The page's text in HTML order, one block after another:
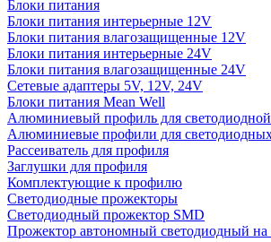
Блоки питания
Блоки питания интерьерные 12V
Блоки питания влагозащищенные 12V
Блоки питания интерьерные 24V
Блоки питания влагозащищенные 24V
Сетевые адаптеры 5V, 12V, 24V
Блоки питания Mean Well
Алюминиевый профиль для
Алюминиевые профили для
Рассеиватель для профиля
Заглушки для профиля
Комплектующие к профилю
Светодиодные прожекторы
Светодиодный прожектор SMD
Прожектор автономный светодиодный на